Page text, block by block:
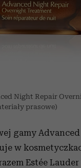
Night Repair
prasowe)
gamy
w
Estée